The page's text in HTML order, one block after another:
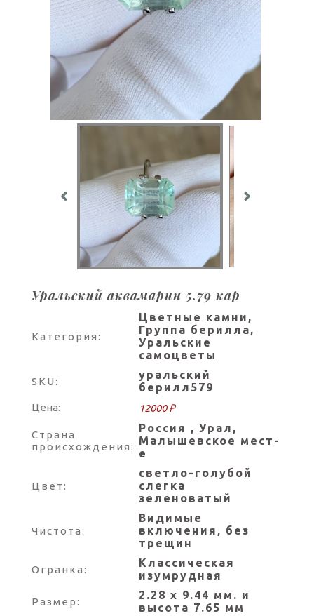
Уральский аквамарин 5.79 кар
Категория:
Цветные камни,
Группа берилла,
Уральские
самоцветы
SKU:
уральский
берилл579
Цена: 12000 ₽
Страна
происхождения:
Россия , Урал,
Малышевское мест-
е
Цвет:
светло-голубой
слегка
зеленоватый
Чистота:
Видимые
включения, без
трещин
Огранка:
Классическая
изумрудная
Размер:
2.28 х 9.44 мм. и
высота 7.65 мм